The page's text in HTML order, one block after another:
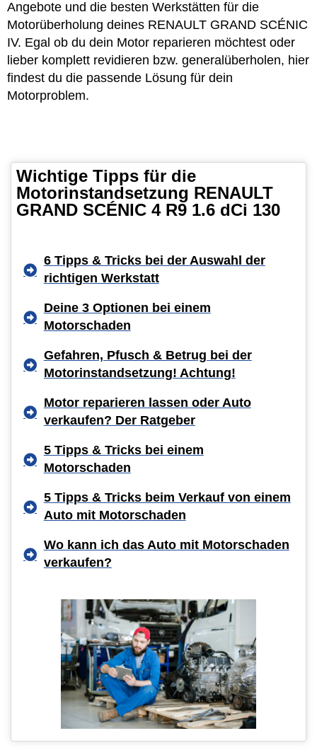
Angebote und die besten Werkstätten für die
Motorüberholung deines RENAULT GRAND SCÉNIC
IV. Egal ob du dein Motor reparieren möchtest oder
lieber komplett revidieren bzw. generalüberholen, hier
findest du die passende Lösung für dein
Motorproblem.
Wichtige Tipps für die
Motorinstandsetzung RENAULT
GRAND SCÉNIC 4 R9 1.6 dCi 130
6 Tipps & Tricks bei der Auswahl der
richtigen Werkstatt
Deine 3 Optionen bei einem
Motorschaden
Gefahren, Pfusch & Betrug bei der
Motorinstandsetzung! Achtung!
Motor reparieren lassen oder Auto
verkaufen? Der Ratgeber
5 Tipps & Tricks bei einem
Motorschaden
5 Tipps & Tricks beim Verkauf von einem
Auto mit Motorschaden
Wo kann ich das Auto mit Motorschaden
verkaufen?